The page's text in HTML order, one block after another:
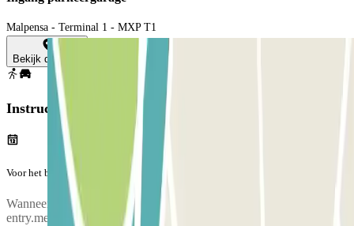
Malpensa - Terminal 1 - MXP T1
Bekijk de kaart
Instructies
Voor het begin van jouw reis
Wanneer je aankomt bij de parkeergarage, kom binnen door
entry.method.barcode